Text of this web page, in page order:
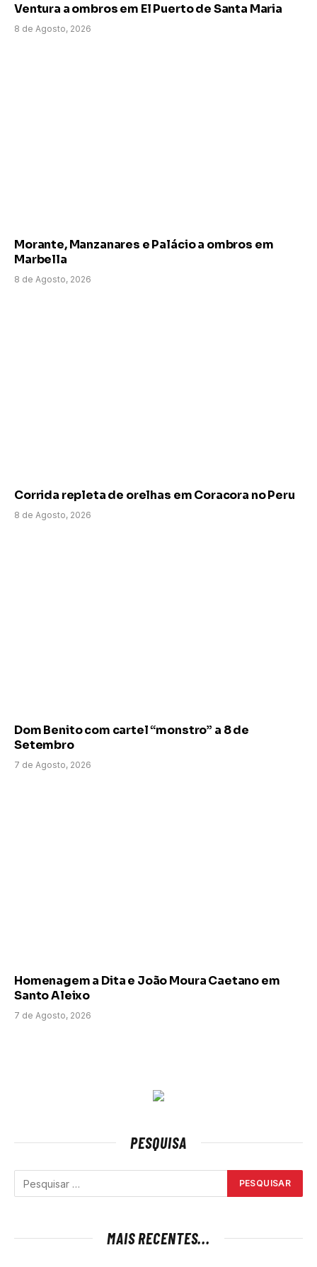
Ventura a ombros em El Puerto de Santa Maria
8 de Agosto, 2026
Morante, Manzanares e Palácio a ombros em
Marbella
8 de Agosto, 2026
Corrida repleta de orelhas em Coracora no Peru
8 de Agosto, 2026
Dom Benito com cartel “monstro” a 8 de
Setembro
7 de Agosto, 2026
Homenagem a Dita e João Moura Caetano em
Santo Aleixo
7 de Agosto, 2026
PESQUISA
MAIS RECENTES...